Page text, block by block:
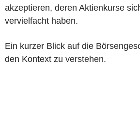
akzeptieren, deren Aktienkurse
vervielfacht haben.
Ein kurzer Blick auf die
den Kontext zu verstehen.